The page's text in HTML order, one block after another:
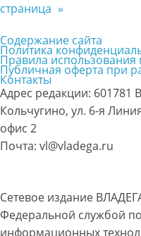
страница »
Содержание сайта
Политика
Правила использования
Публичная оферта при
Контакты
Адрес редакции: 601781
Кольчугино, ул. 6-я
офис 2
Почта: vl@vladega.ru
Сетевое издание
Федеральной службой
информационных